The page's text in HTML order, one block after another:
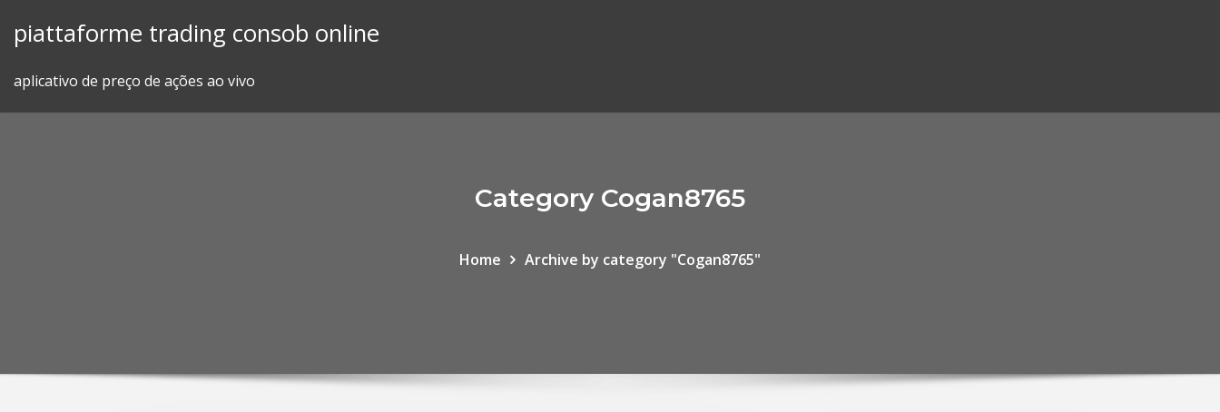
piattaforme trading consob online
aplicativo de preço de ações ao vivo
Category Cogan8765
Home Archive by category "Cogan8765"